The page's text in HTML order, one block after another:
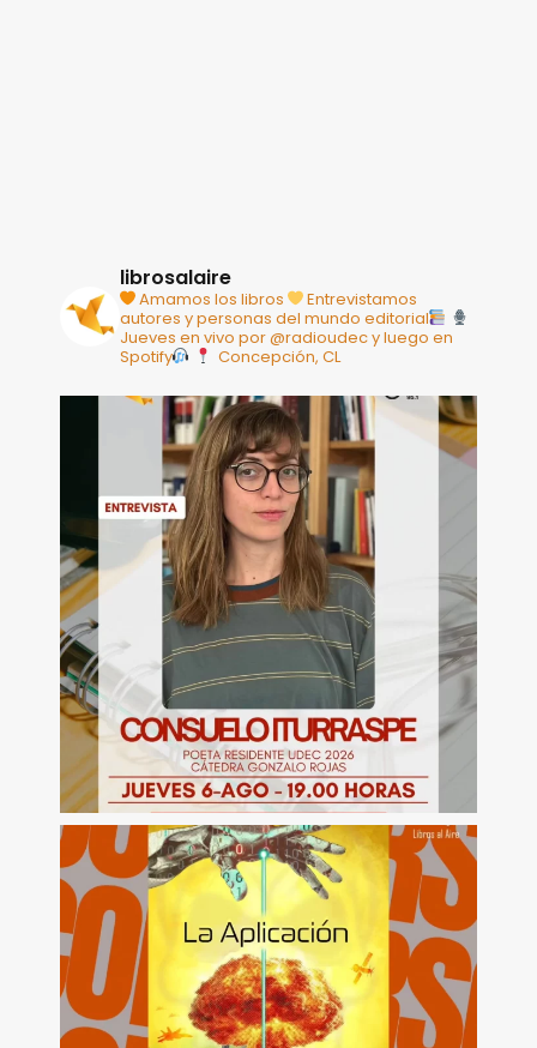
librosalaire
Amamos los libros
Entrevistamos
autores y personas del mundo editorial
Jueves en vivo por @radioudec y luego en
Spotify
Concepción, CL